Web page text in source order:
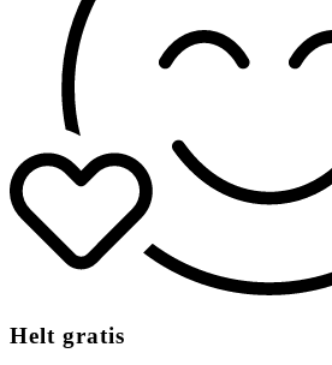
Helt gratis